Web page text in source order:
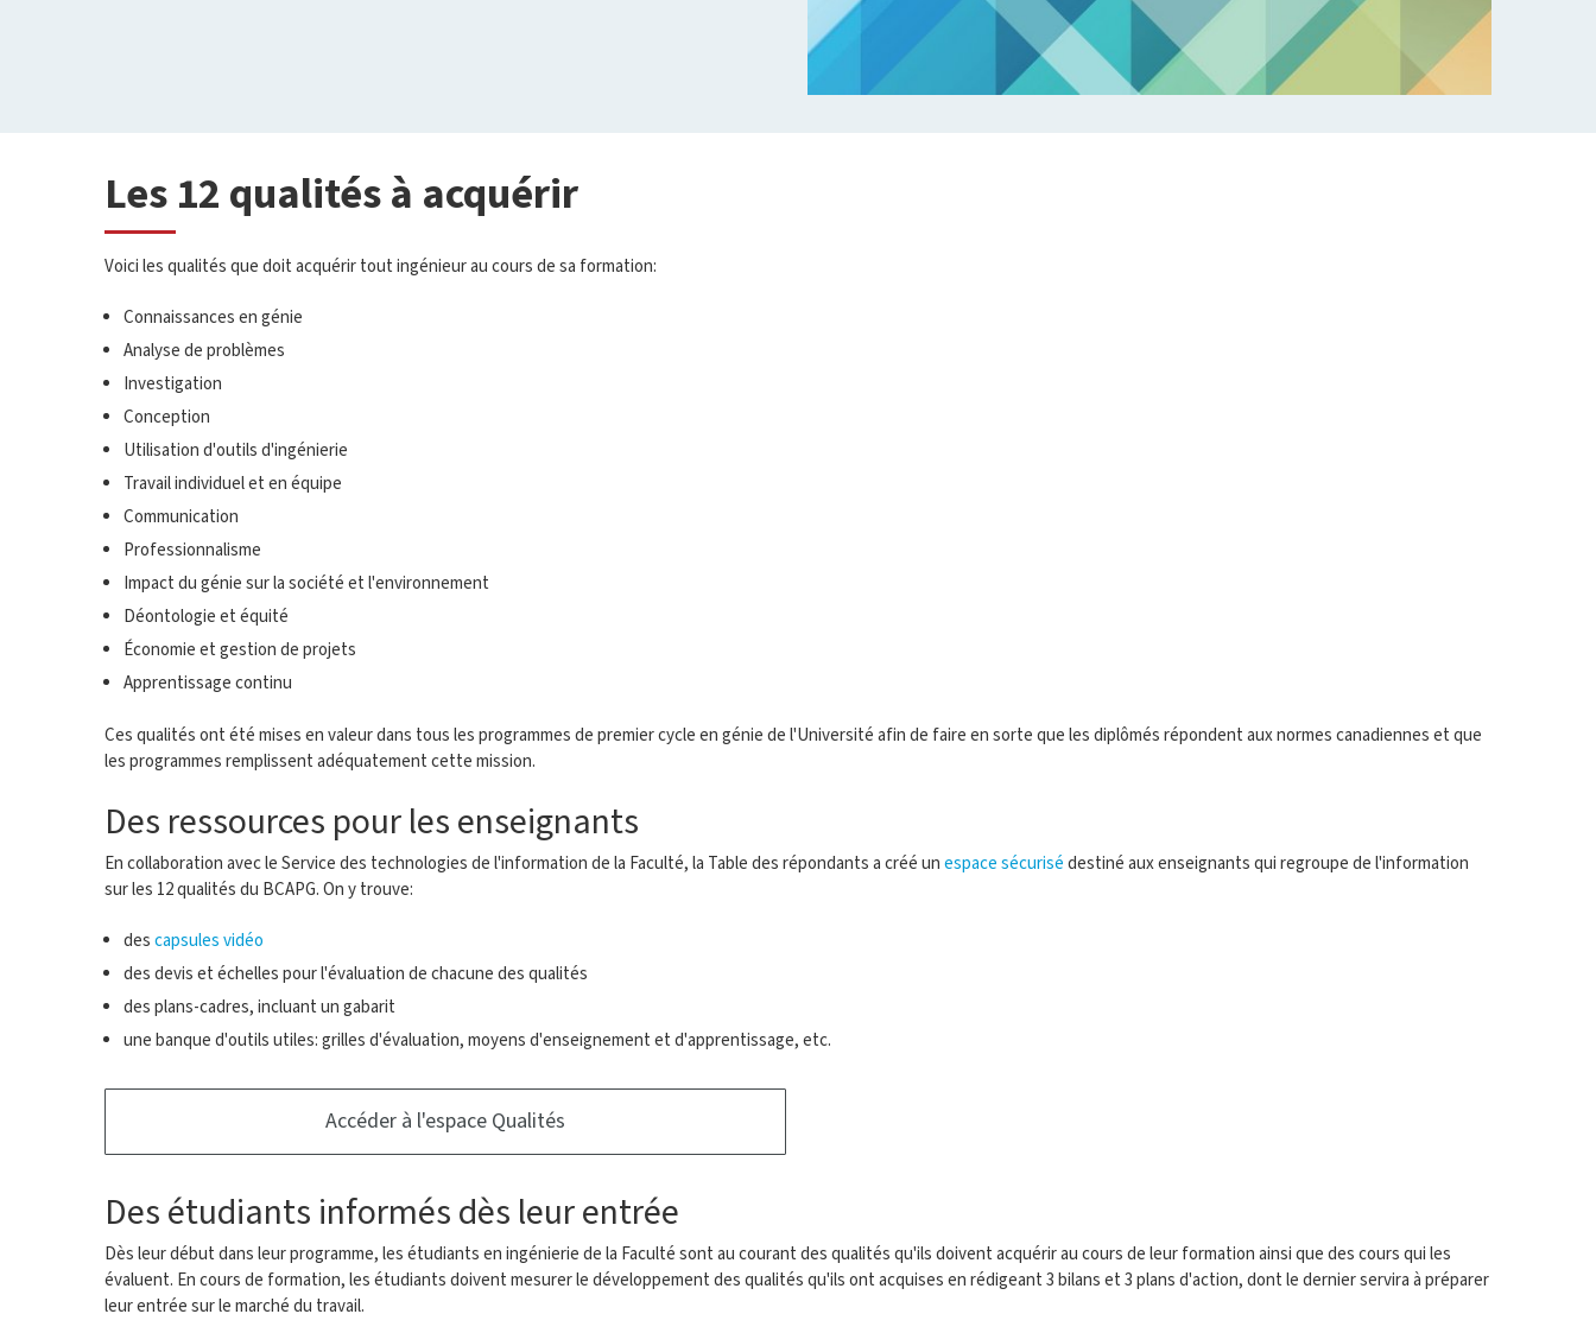
Les 12 qualités à acquérir
Voici les qualités que doit acquérir tout ingénieur au cours de sa formation:
Connaissances en génie
Analyse de problèmes
Investigation
Conception
Utilisation d'outils d'ingénierie
Travail individuel et en équipe
Communication
Professionnalisme
Impact du génie sur la société et l'environnement
Déontologie et équité
Économie et gestion de projets
Apprentissage continu
Ces qualités ont été mises en valeur dans tous les programmes de premier cycle en génie de l'Université afin de faire en sorte que les diplômés répondent aux normes canadiennes et que
les programmes remplissent adéquatement cette mission.
Des ressources pour les enseignants
En collaboration avec le Service des technologies de l'information de la Faculté, la Table des répondants a créé un espace sécurisé destiné aux enseignants qui regroupe de l'information
sur les 12 qualités du BCAPG. On y trouve:
des capsules vidéo
des devis et échelles pour l'évaluation de chacune des qualités
des plans-cadres, incluant un gabarit
une banque d'outils utiles: grilles d'évaluation, moyens d'enseignement et d'apprentissage, etc.
Accéder à l'espace Qualités
Des étudiants informés dès leur entrée
Dès leur début dans leur programme, les étudiants en ingénierie de la Faculté sont au courant des qualités qu'ils doivent acquérir au cours de leur formation ainsi que des cours qui les
évaluent. En cours de formation, les étudiants doivent mesurer le développement des qualités qu'ils ont acquises en rédigeant 3 bilans et 3 plans d'action, dont le dernier servira à préparer
leur entrée sur le marché du travail.